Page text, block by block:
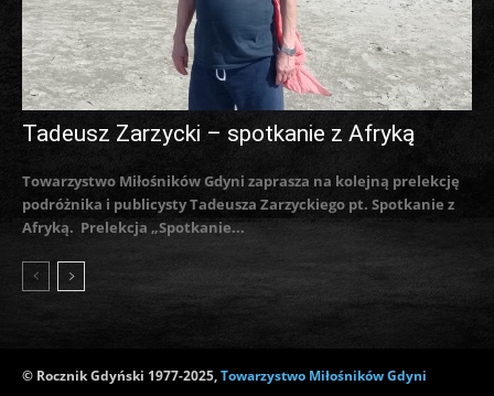
Tadeusz Zarzycki – spotkanie z Afryką
Towarzystwo Miłośników Gdyni zaprasza na kolejną prelekcję
podróżnika i publicysty Tadeusza Zarzyckiego pt. Spotkanie z
Afryką. Prelekcja „Spotkanie...
© Rocznik Gdyński 1977-2025,Towarzystwo Miłośników Gdyni